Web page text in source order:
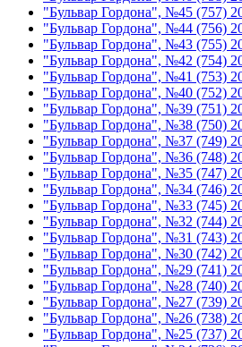
"Бульвар Гордона", №45 (757)
"Бульвар Гордона", №44 (756)
"Бульвар Гордона", №43 (755)
"Бульвар Гордона", №42 (754)
"Бульвар Гордона", №41 (753)
"Бульвар Гордона", №40 (752)
"Бульвар Гордона", №39 (751)
"Бульвар Гордона", №38 (750)
"Бульвар Гордона", №37 (749)
"Бульвар Гордона", №36 (748)
"Бульвар Гордона", №35 (747)
"Бульвар Гордона", №34 (746)
"Бульвар Гордона", №33 (745)
"Бульвар Гордона", №32 (744)
"Бульвар Гордона", №31 (743)
"Бульвар Гордона", №30 (742)
"Бульвар Гордона", №29 (741)
"Бульвар Гордона", №28 (740)
"Бульвар Гордона", №27 (739)
"Бульвар Гордона", №26 (738)
"Бульвар Гордона", №25 (737)